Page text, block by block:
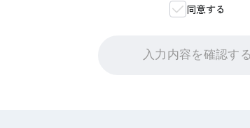
同意する
入力内容を確認する